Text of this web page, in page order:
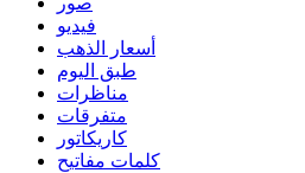
فيديو
أسعار الذهب
طبق اليوم
مناظرات
متفرقات
كاريكاتور
كلمات مفاتيح